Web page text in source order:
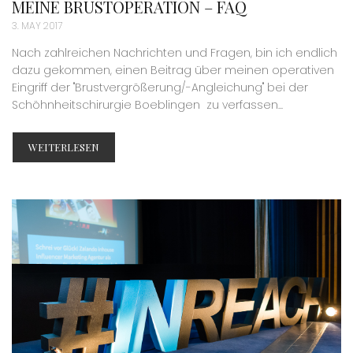
MEINE BRUSTOPERATION – FAQ
3. MAY 2017
Nach zahlreichen Nachrichten und Fragen, bin ich endlich
dazu gekommen, einen Beitrag über meinen operativen
Eingriff der "Brustvergrößerung/-Angleichung" bei der
Schöhnheitschirurgie Boeblingen zu verfassen...
WEITERLESEN